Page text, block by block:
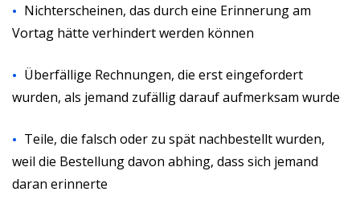
Nichterscheinen, das durch eine Erinnerung am
Vortag hätte verhindert werden können
Überfällige Rechnungen, die erst eingefordert
wurden, als jemand zufällig darauf aufmerksam wurde
Teile, die falsch oder zu spät nachbestellt wurden,
weil die Bestellung davon abhing, dass sich jemand
daran erinnerte